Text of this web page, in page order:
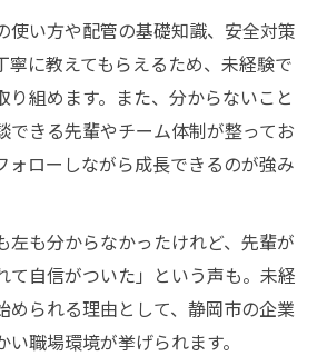
使い方や配管の基礎知識、安全対策
寧に教えてもらえるため、未経験で
り組めます。また、分からないこと
できる先輩やチーム体制が整ってお
ォローしながら成長できるのが強み
左も分からなかったけれど、先輩が
て自信がついた」という声も。未経
められる理由として、静岡市の企業
職場環境が挙げられます。